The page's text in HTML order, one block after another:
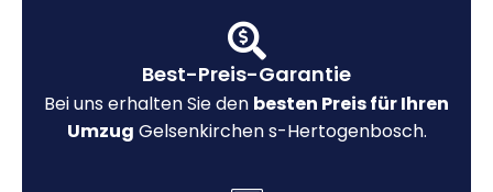
Best-Preis-Garantie
Bei uns erhalten Sie den besten Preis für Ihren
Umzug Gelsenkirchen s-Hertogenbosch.